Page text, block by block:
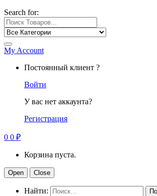
Search for:
My Account
Постоянный клиент ?
Войти
У вас нет аккаунта?
Регистрация
0 0 ₽
Корзина пуста.
Open Close
Найти: